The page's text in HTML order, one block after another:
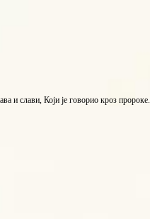
и слави, Који је говорио кроз пророке.